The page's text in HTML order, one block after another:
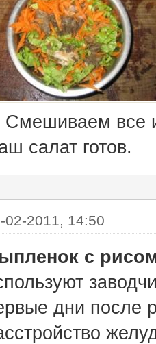
Смешиваем все
салат готов.
02-2011, 14:50
с
дни после